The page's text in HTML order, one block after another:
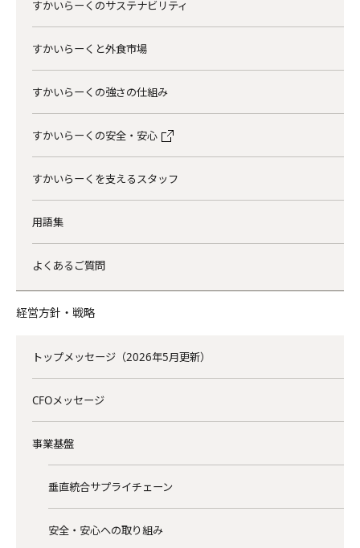
すかいらーくのサステナビリティ
すかいらーくと外食市場
すかいらーくの強さの仕組み
すかいらーくの安全・安心
すかいらーくを支えるスタッフ
用語集
よくあるご質問
経営方針・戦略
トップメッセージ（2026年5月更新）
CFOメッセージ
事業基盤
垂直統合サプライチェーン
安全・安心への取り組み